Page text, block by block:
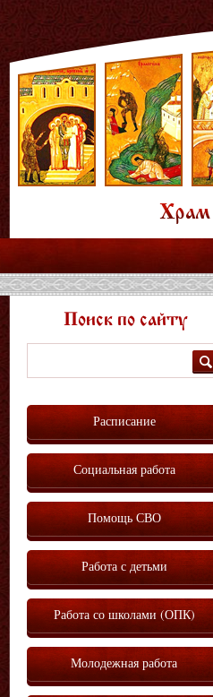
Поиск по сайту
Расписание
Социальная работа
Помощь СВО
Работа с детьми
Работа со школами (ОПК)
Молодежная работа